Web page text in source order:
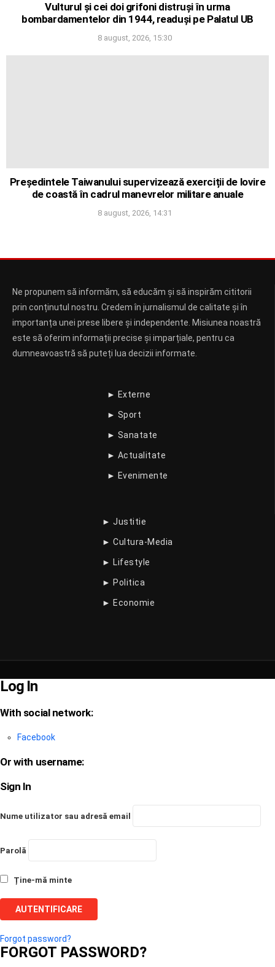
Vulturul și cei doi grifoni distruși în urma
bombardamentelor din 1944, readuși pe Palatul UB
8 august, 2026, 15:30
Președintele Taiwanului supervizează exerciții de lovire
de coastă în cadrul manevrelor militare anuale
8 august, 2026, 14:31
Ne propunem să informăm, să educăm și să inspirăm cititorii
prin conținutul nostru. Credem în jurnalismul de calitate și în
importanța unei prese libere și independente. Misiunea noastră
este să oferim informații precise și imparțiale, pentru ca
dumneavoastră să puteți lua decizii informate.
► Externe
► Sport
► Sanatate
► Actualitate
► Evenimente
► Justitie
► Cultura-Media
► Lifestyle
► Politica
► Economie
Log In
With social network:
Facebook
Or with username:
Sign In
Nume utilizator sau adresă email
Parolă
Ține-mă minte
Forgot password?
FORGOT PASSWORD?